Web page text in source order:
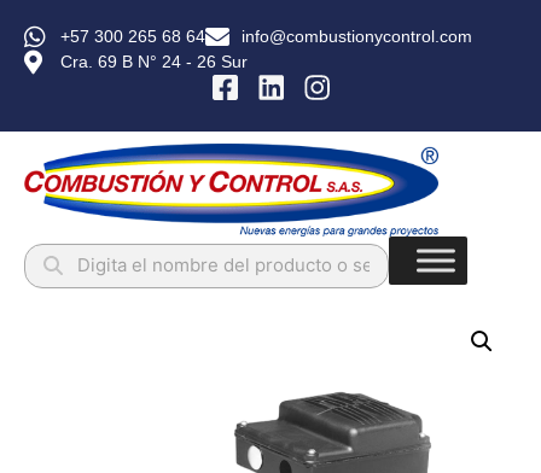
+57 300 265 68 64
info@combustionycontrol.com
Cra. 69 B N° 24 - 26 Sur